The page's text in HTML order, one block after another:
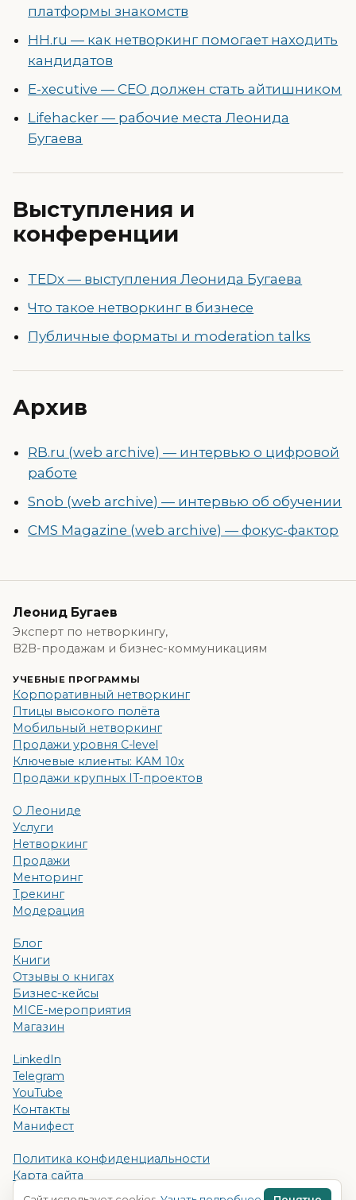
платформы знакомств
HH.ru — как нетворкинг помогает находить
кандидатов
E-xecutive — CEO должен стать айтишником
Lifehacker — рабочие места Леонида
Бугаева
Выступления и
конференции
TEDx — выступления Леонида Бугаева
Что такое нетворкинг в бизнесе
Публичные форматы и moderation talks
Архив
RB.ru (web archive) — интервью о цифровой
работе
Snob (web archive) — интервью об обучении
CMS Magazine (web archive) — фокус-фактор
Леонид Бугаев
Эксперт по нетворкингу,
B2B-продажам и бизнес-коммуникациям
УЧЕБНЫЕ ПРОГРАММЫ
Корпоративный нетворкинг
Птицы высокого полёта
Мобильный нетворкинг
Продажи уровня C-level
Ключевые клиенты: KAM 10x
Продажи крупных IT-проектов
О Леониде
Услуги
Нетворкинг
Продажи
Менторинг
Трекинг
Модерация
Блог
Книги
Отзывы о книгах
Бизнес-кейсы
MICE-мероприятия
Магазин
LinkedIn
Telegram
YouTube
Контакты
Манифест
Политика конфиденциальности
Карта сайта
Поиск